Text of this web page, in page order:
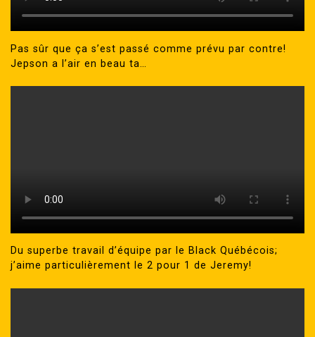
Pas sûr que ça s’est passé comme prévu par contre!
Jepson a l’air en beau ta…
Du superbe travail d’équipe par le Black Québécois;
j’aime particulièrement le 2 pour 1 de Jeremy!